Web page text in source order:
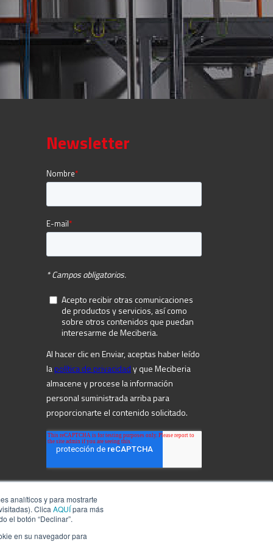
analíticos y para mostrarte
Clica AQUÍpara más
el botón “Declinar”.
en su navegador para